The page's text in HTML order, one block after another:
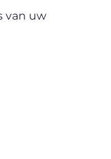
van uw